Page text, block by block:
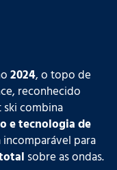
2024, o topo de
reconhecido
ski combina
e tecnologia de
para
sobre as ondas.